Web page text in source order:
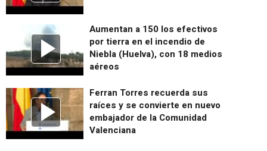
Aumentan a 150 los efectivos
por tierra en el incendio de
Niebla (Huelva), con 18 medios
aéreos
Ferran Torres recuerda sus
raíces y se convierte en nuevo
embajador de la Comunidad
Valenciana